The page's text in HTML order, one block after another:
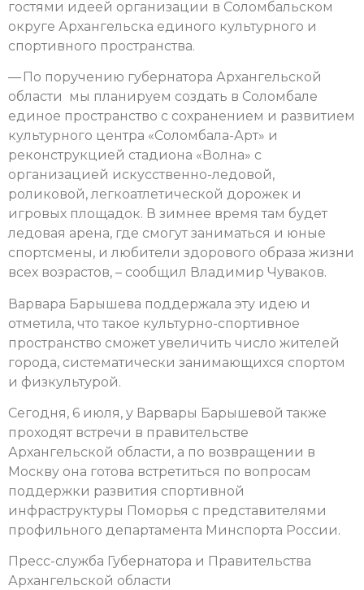
гостями идеей организации в Соломбальском
округе Архангельска единого культурного и
спортивного пространства.
— По поручению губернатора Архангельской
области мы планируем создать в Соломбале
единое пространство с сохранением и развитием
культурного центра «Соломбала-Арт» и
реконструкцией стадиона «Волна» с
организацией искусственно-ледовой,
роликовой, легкоатлетической дорожек и
игровых площадок. В зимнее время там будет
ледовая арена, где смогут заниматься и юные
спортсмены, и любители здорового образа жизни
всех возрастов, – сообщил Владимир Чуваков.
Варвара Барышева поддержала эту идею и
отметила, что такое культурно-спортивное
пространство сможет увеличить число жителей
города, систематически занимающихся спортом
и физкультурой.
Сегодня, 6 июля, у Варвары Барышевой также
проходят встречи в правительстве
Архангельской области, а по возвращении в
Москву она готова встретиться по вопросам
поддержки развития спортивной
инфраструктуры Поморья с представителями
профильного департамента Минспорта России.
Пресс-служба Губернатора и Правительства
Архангельской области